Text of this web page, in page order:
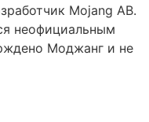
Mojang AB.
неофициальным
Моджанг и не